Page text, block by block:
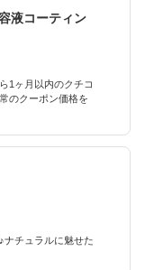
液コーティン
1ヶ月以内のクチコ
のクーポン価格を
ナチュラルに魅せた